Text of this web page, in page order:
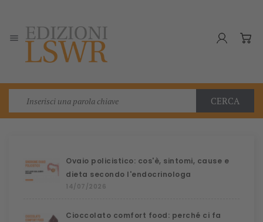

CERCA
Ovaio policistico: cos'è, sintomi, cause e
dieta secondo l'endocrinologa
14/07/2026
Cioccolato comfort food: perché ci fa